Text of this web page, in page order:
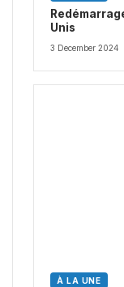
Unis
3 December 2024
À LA UNE